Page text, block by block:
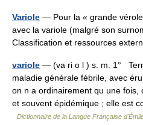
Variole — Pour la « grande
avec la variole (malgré son
Classification et ressources
variole — (va ri o l ) s. m. 1°
maladie générale fébrile, avec
on n a ordinairement qu une fois,
et souvent épidémique ; elle est
Dictionnaire de la Langue Française